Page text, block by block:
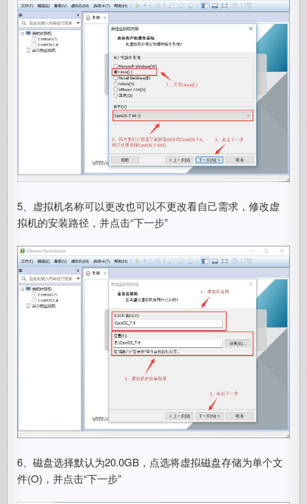
5、虚拟机名称可以更改也可以不更改看自己需求，修改虚
拟机的安装路径，并点击“下一步”
6、磁盘选择默认为20.0GB，点选将虚拟磁盘存储为单个文
件(O)，并点击“下一步”